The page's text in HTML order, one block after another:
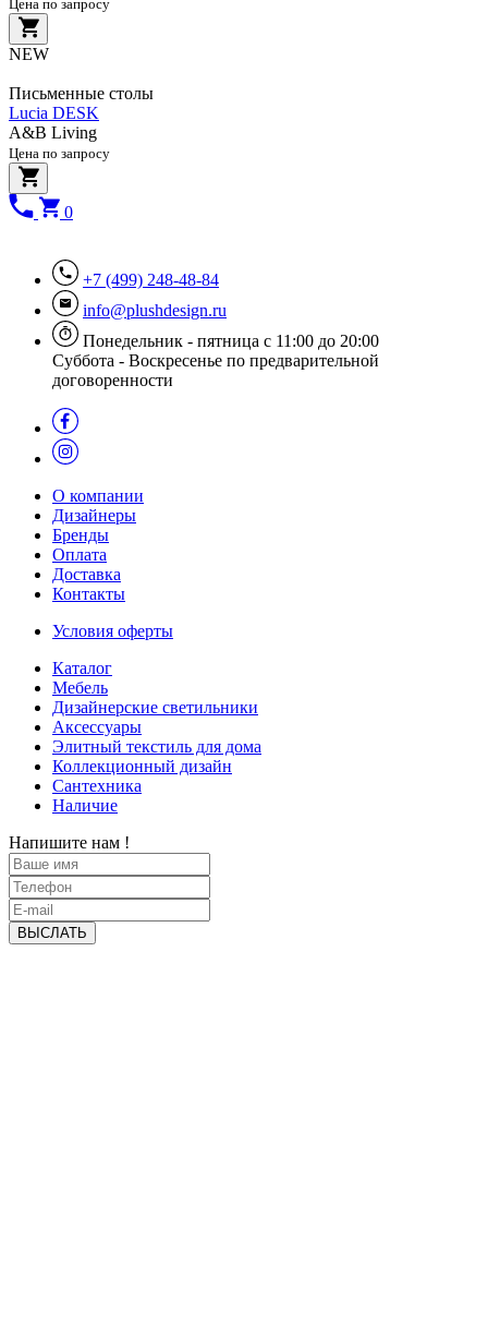
Цена по запросу
NEW
Письменные столы
Lucia DESK
A&B Living
Цена по запросу
0
+7 (499) 248-48-84
info@plushdesign.ru
Понедельник - пятница с 11:00 до 20:00
Суббота - Воскресенье по предварительной
договоренности
О компании
Дизайнеры
Бренды
Оплата
Доставка
Контакты
Условия оферты
Каталог
Мебель
Дизайнерские светильники
Аксессуары
Элитный текстиль для дома
Коллекционный дизайн
Сантехника
Наличие
Напишите нам !
ВЫСЛАТЬ